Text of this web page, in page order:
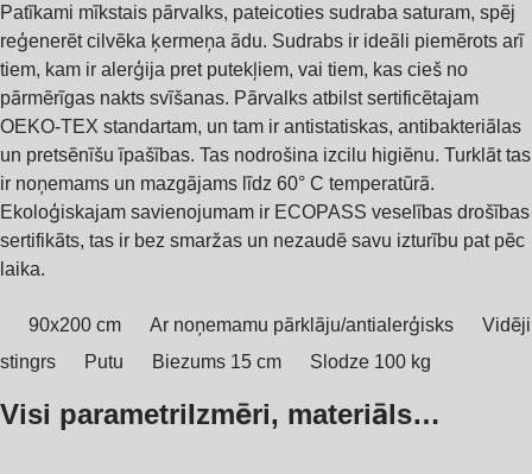
Patīkami mīkstais pārvalks, pateicoties sudraba saturam, spēj
reģenerēt cilvēka ķermeņa ādu. Sudrabs ir ideāli piemērots arī
tiem, kam ir alerģija pret putekļiem, vai tiem, kas cieš no
pārmērīgas nakts svīšanas. Pārvalks atbilst sertificētajam
OEKO-TEX standartam, un tam ir antistatiskas, antibakteriālas
un pretsēnīšu īpašības. Tas nodrošina izcilu higiēnu. Turklāt tas
ir noņemams un mazgājams līdz 60° C temperatūrā.
Ekoloģiskajam savienojumam ir ECOPASS veselības drošības
sertifikāts, tas ir bez smaržas un nezaudē savu izturību pat pēc
laika.
90x200 cm Ar noņemamu pārklāju/antialerģisks
Vidēji
stingrs
Putu Biezums 15 cm Slodze 100 kg
Visi parametriIzmēri, materiāls…